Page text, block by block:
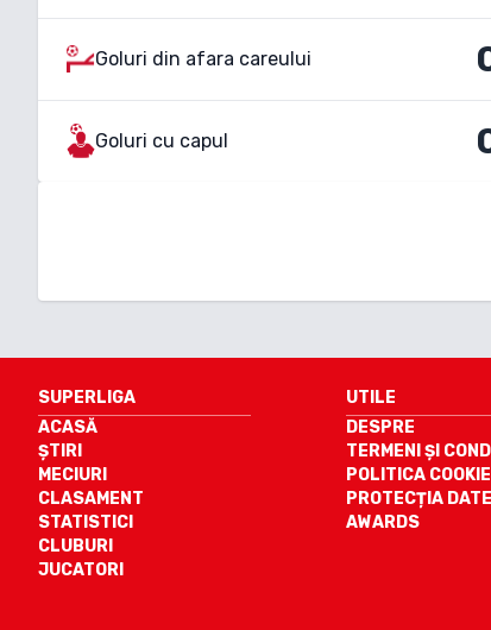
Goluri din afara careului
Goluri cu capul
SUPERLIGA
ACASĂ
ȘTIRI
MECIURI
CLASAMENT
STATISTICI
CLUBURI
JUCATORI
UTILE
DESPRE
TERMENI ȘI
POLITICA
PROTECȚIA
AWARDS